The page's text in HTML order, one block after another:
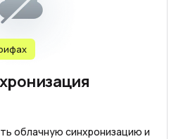
облачную синхронизацию и